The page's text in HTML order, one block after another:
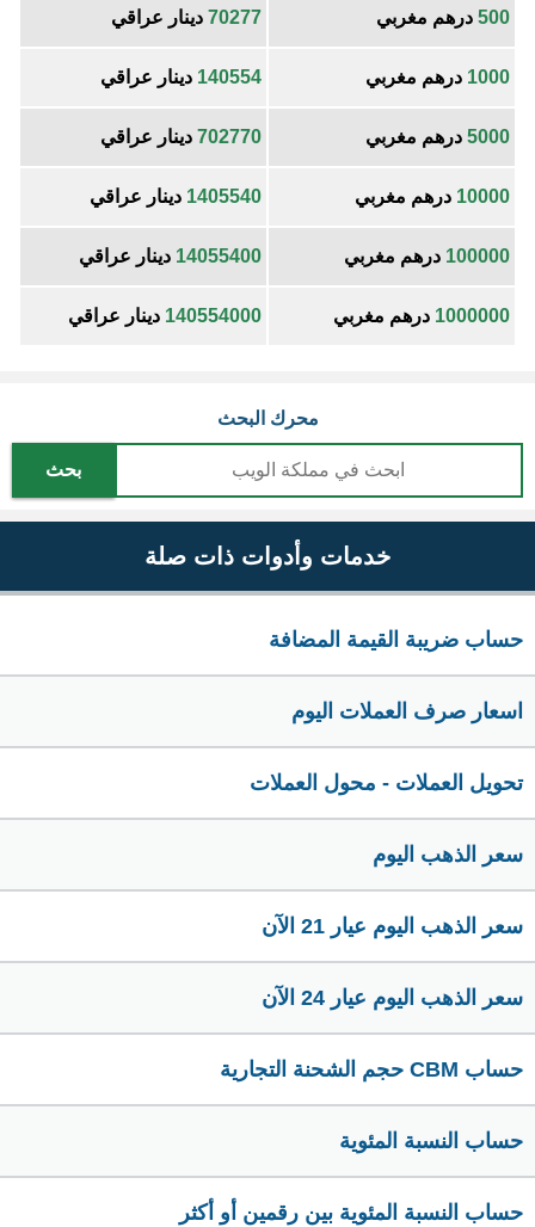
500 درهم مغربي 70277 دينار عراقي
1000 درهم مغربي 140554 دينار عراقي
5000 درهم مغربي 702770 دينار عراقي
10000 درهم مغربي 1405540 دينار عراقي
100000 درهم مغربي 14055400 دينار عراقي
1000000 درهم مغربي 140554000 دينار عراقي
محرك البحث
بحث
خدمات وأدوات ذات صلة
حساب ضريبة القيمة المضافة
اسعار صرف العملات اليوم
تحويل العملات - محول العملات
سعر الذهب اليوم
سعر الذهب اليوم عيار 21 الآن
سعر الذهب اليوم عيار 24 الآن
حساب CBM حجم الشحنة التجارية
حساب النسبة المئوية
حساب النسبة المئوية بين رقمين أو أكثر